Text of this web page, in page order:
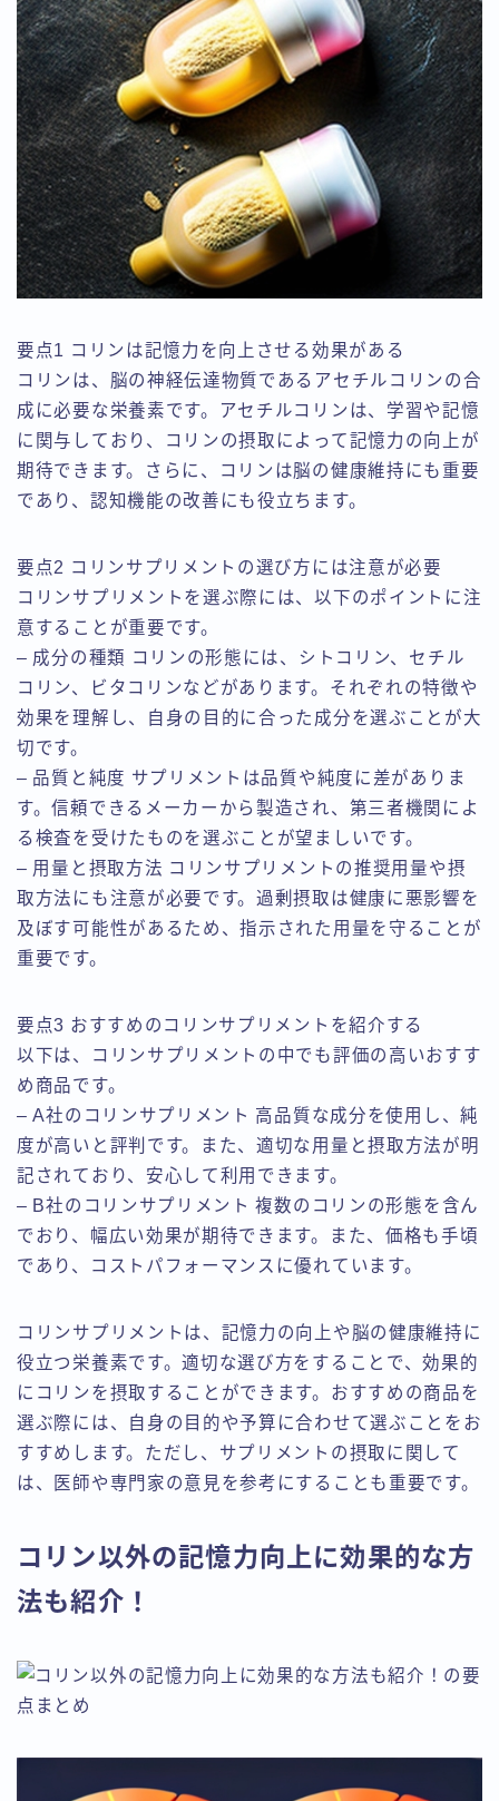
要点1 コリンは記憶力を向上させる効果がある
コリンは、脳の神経伝達物質であるアセチルコリンの合
成に必要な栄養素です。アセチルコリンは、学習や記憶
に関与しており、コリンの摂取によって記憶力の向上が
期待できます。さらに、コリンは脳の健康維持にも重要
であり、認知機能の改善にも役立ちます。
要点2 コリンサプリメントの選び方には注意が必要
コリンサプリメントを選ぶ際には、以下のポイントに注
意することが重要です。
– 成分の種類 コリンの形態には、シトコリン、セチル
コリン、ビタコリンなどがあります。それぞれの特徴や
効果を理解し、自身の目的に合った成分を選ぶことが大
切です。
– 品質と純度 サプリメントは品質や純度に差がありま
す。信頼できるメーカーから製造され、第三者機関によ
る検査を受けたものを選ぶことが望ましいです。
– 用量と摂取方法 コリンサプリメントの推奨用量や摂
取方法にも注意が必要です。過剰摂取は健康に悪影響を
及ぼす可能性があるため、指示された用量を守ることが
重要です。
要点3 おすすめのコリンサプリメントを紹介する
以下は、コリンサプリメントの中でも評価の高いおすす
め商品です。
– A社のコリンサプリメント 高品質な成分を使用し、純
度が高いと評判です。また、適切な用量と摂取方法が明
記されており、安心して利用できます。
– B社のコリンサプリメント 複数のコリンの形態を含ん
でおり、幅広い効果が期待できます。また、価格も手頃
であり、コストパフォーマンスに優れています。
コリンサプリメントは、記憶力の向上や脳の健康維持に
役立つ栄養素です。適切な選び方をすることで、効果的
にコリンを摂取することができます。おすすめの商品を
選ぶ際には、自身の目的や予算に合わせて選ぶことをお
すすめします。ただし、サプリメントの摂取に関して
は、医師や専門家の意見を参考にすることも重要です。
コリン以外の記憶力向上に効果的な方
法も紹介！